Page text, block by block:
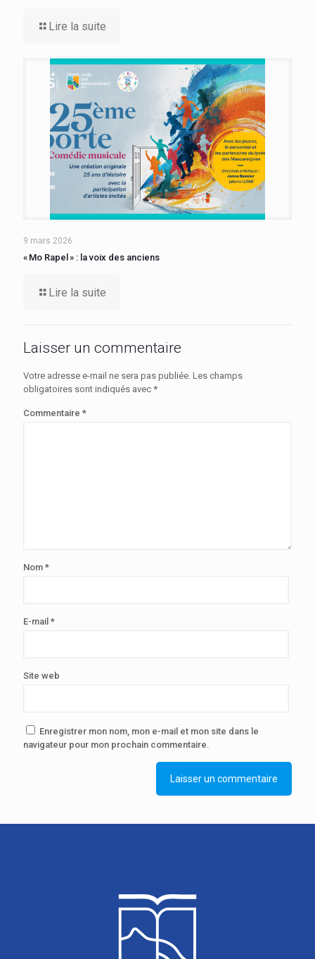
Lire la suite
9 mars 2026
« Mo Rapel » : la voix des anciens
Lire la suite
Laisser un commentaire
Votre adresse e-mail ne sera pas publiée. Les champs
obligatoires sont indiqués avec *
Commentaire *
Nom *
E-mail *
Site web
Enregistrer mon nom, mon e-mail et mon site dans le
navigateur pour mon prochain commentaire.